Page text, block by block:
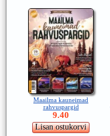
Maailma kauneimad
rahvuspargid
9.40